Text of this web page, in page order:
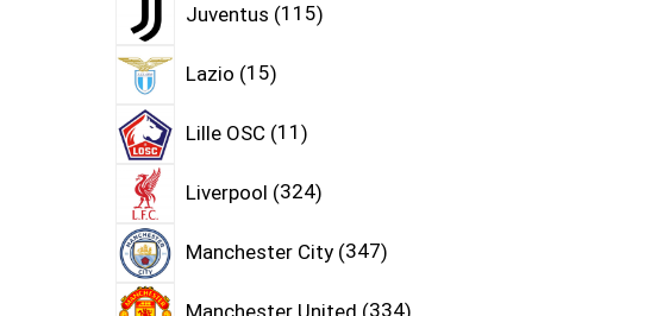
Juventus 115
Lazio 15
Lille OSC 11
Liverpool 324
Manchester City 347
Manchester United 334